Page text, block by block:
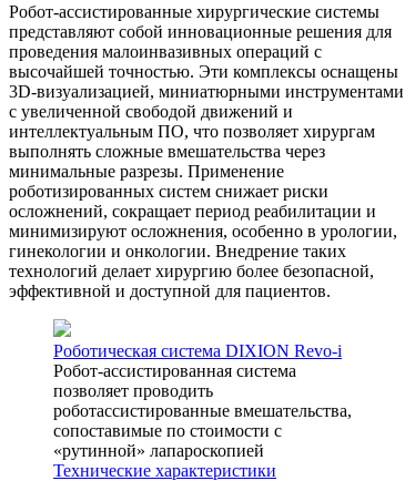
Робот-ассистированные хирургические системы
представляют собой инновационные решения для
проведения малоинвазивных операций с
высочайшей точностью. Эти комплексы оснащены
3D-визуализацией, миниатюрными инструментами
с увеличенной свободой движений и
интеллектуальным ПО, что позволяет хирургам
выполнять сложные вмешательства через
минимальные разрезы. Применение
роботизированных систем снижает риски
осложнений, сокращает период реабилитации и
минимизируют осложнения, особенно в урологии,
гинекологии и онкологии. Внедрение таких
технологий делает хирургию более безопасной,
эффективной и доступной для пациентов.
Роботическая система DIXION Revo-i
Робот-ассистированная система
позволяет проводить
роботассистированные вмешательства,
сопоставимые по стоимости с
«рутинной» лапароскопией
Технические характеристики